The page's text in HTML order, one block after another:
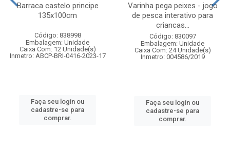
Barraca castelo principe
135x100cm
Código: 838998
Embalagem: Unidade
Caixa Com: 12 Unidade(s)
Inmetro: ABCP-BRI-0416-2023-17
Faça seu login ou
cadastre-se para
comprar.
Varinha pega peixes - jogo
de pesca interativo para
criancas...
Código: 830097
Embalagem: Unidade
Caixa Com: 24 Unidade(s)
Inmetro: 004586/2019
Faça seu login ou
cadastre-se para
comprar.